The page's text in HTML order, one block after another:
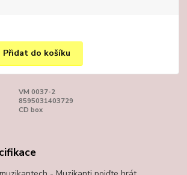
Přidat do košíku
VM 0037-2
8595031403729
CD box